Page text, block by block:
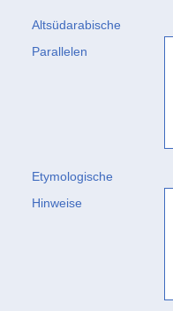
Altsüdarabische
Parallelen
Etymologische
Hinweise